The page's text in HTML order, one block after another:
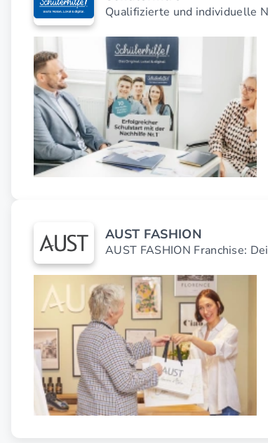
Qualifizierte und individuelle
AUST FASHION
AUST FASHION Franchise: